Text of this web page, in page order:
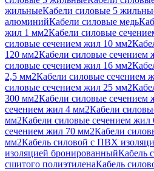
жильныеКабели силовые 5
алюминийКабели силовые медь
жил 1 мм2Кабели силовые
силовые сечением жил 10 мм2
120 мм2Кабели силовые сечением
силовые сечением жил 16 мм2
2,5 мм2Кабели силовые сечением
силовые сечением жил 25 мм2
300 мм2Кабели силовые сечением
сечением жил 4 мм2Кабели
мм2Кабели силовые сечением жил
сечением жил 70 мм2Кабели
мм2Кабель силовой с ПВХ
изоляцией бронированныйКабель
сшитого полиэтиленаКабель